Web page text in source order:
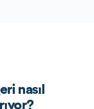
nasıl